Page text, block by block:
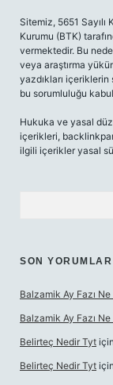
Sitemiz, 5651
Kurumu (BTK)
vermektedir. Bu
veya araştırma
yazdıkları
bu sorumluluğu
Hukuka ve yasal
içerikleri,
ilgili içerikler yasal
SON YORUMLAR
Balzamik Ay Fazı
Balzamik Ay Fazı
Belirteç Nedir Tyt için
Belirteç Nedir Tyt için